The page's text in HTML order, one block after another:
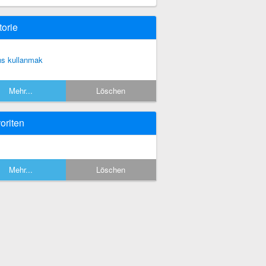
kullanmak
Mehr... Löschen
Mehr... Löschen